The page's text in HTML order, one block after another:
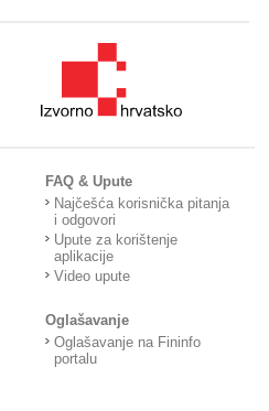
FAQ & Upute
Najčešća korisnička pitanja
i odgovori
Upute za korištenje
aplikacije
Video upute
Oglašavanje
Oglašavanje na Fininfo
portalu